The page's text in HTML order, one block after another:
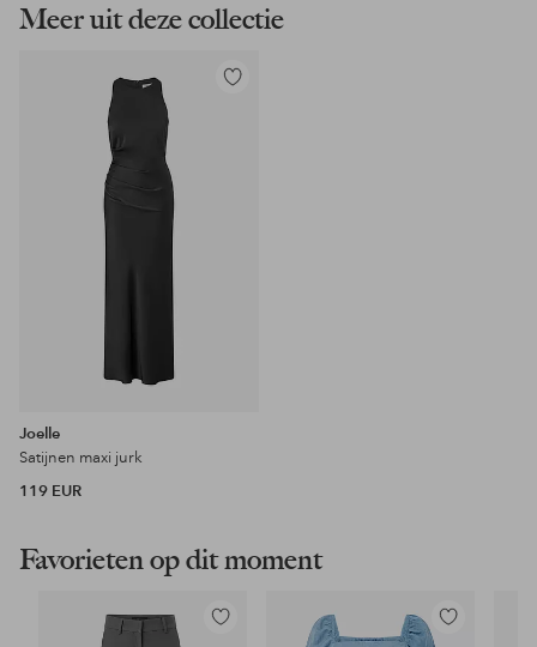
Meer uit deze collectie
Toevoegen
Joelle
Satijnen maxi jurk
119 EUR
Favorieten op dit moment
Toevoegen
Toevoegen